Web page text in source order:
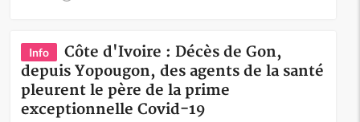
Info
Côte d'Ivoire : Décès de Gon,
depuis Yopougon, des agents de la santé
pleurent le père de la prime
exceptionnelle Covid-19